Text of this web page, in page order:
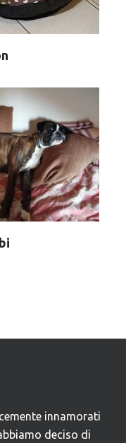
innamorati
deciso di